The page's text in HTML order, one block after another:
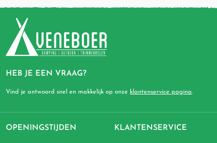
HEB JE EEN VRAAG?
Vind je antwoord snel en makkelijk op onze klantenservice pagina.
OPENINGSTIJDEN KLANTENSERVICE